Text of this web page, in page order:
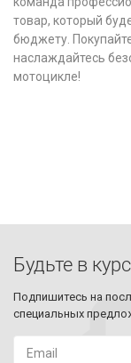
товар, который
бюджету.
наслаждайтесь
мотоцикле!
Будьте в
Подпишитесь на
специальных